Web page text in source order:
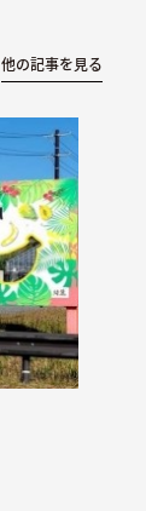
他の記事を見る